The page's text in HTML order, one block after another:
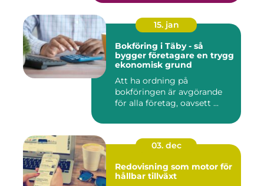
15. jan
Bokföring i Täby - så
bygger företagare en trygg
ekonomisk grund
Att ha ordning på
bokföringen är avgörande
för alla företag, oavsett ...
03. dec
Redovisning som motor för
hållbar tillväxt